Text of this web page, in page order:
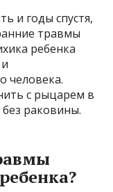
и годы спустя,
травмы
ребенка
человека.
с рыцарем в
раковины.